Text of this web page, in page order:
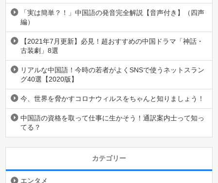
「実は簡単？！」中国語の発音完全解説【音声付き】（四声
編）
【2021年7月更新】必見！超おすすめの中国ドラマ「神話・
古装劇」8選
リアルな中国語！今時の若者がよくSNSで使うネットスラン
グ40選【2020版】
今、世界を脅かすコロナウィルスをちゃんと知りましょう！
中国語の資格を取って仕事に生かそう！通訳案内士って知っ
てる？
カテゴリー
エンタメ